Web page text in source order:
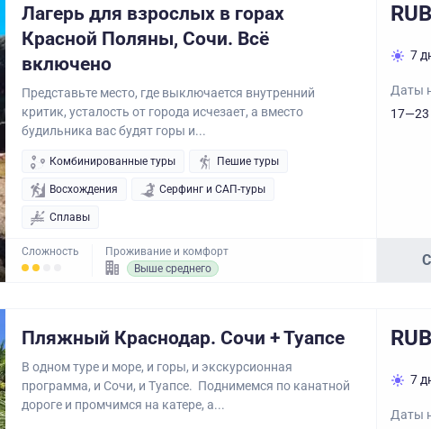
Лагерь для взрослых в горах
Красной Поляны, Сочи. Всё
включено
Представьте место, где выключается внутренний
критик, усталость от города исчезает, а вместо
будильника вас будят горы и...
Комбинированные туры Пешие туры
Восхождения Серфинг и САП-туры
Сплавы
Сложность
Проживание и комфорт
Выше среднего
7
Даты
17—23
Пляжный Краснодар. Сочи + Туапсе
В одном туре и море, и горы, и экскурсионная
программа, и Сочи, и Туапсе. Поднимемся по канатной
дороге и промчимся на катере, а...
7
Даты